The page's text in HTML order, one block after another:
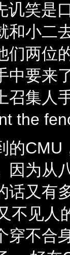
讥笑是
和小二
们两位
中要来
召集人
the
的
因为从
话又有
不见人
穿不合